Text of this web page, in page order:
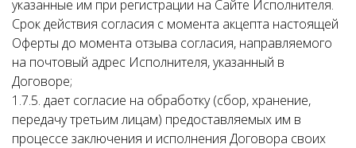
указанные им при регистрации на Сайте Исполнителя.
Срок действия согласия с момента акцепта настоящей
Оферты до момента отзыва согласия, направляемого
на почтовый адрес Исполнителя, указанный в
Договоре;
1.7.5. дает согласие на обработку (сбор, хранение,
передачу третьим лицам) предоставляемых им в
процессе заключения и исполнения Договора своих